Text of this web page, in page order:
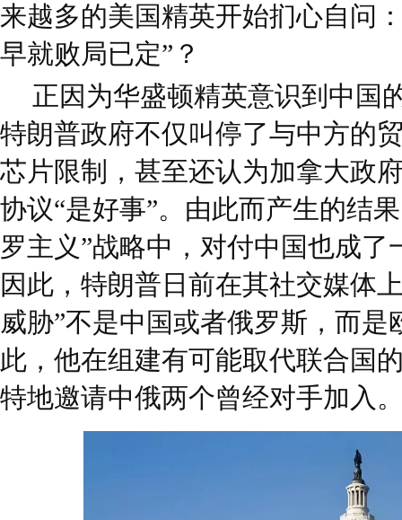
来越多的美国精英开始扪心自问
早就败局已定”？
正因为华盛顿精英意识到中国
特朗普政府不仅叫停了与中方的
芯片限制，甚至还认为加拿大政
协议“是好事”。由此而产生的结
罗主义”战略中，对付中国也成
因此，特朗普日前在其社交媒体
威胁”不是中国或者俄罗斯，而
此，他在组建有可能取代联合国
特地邀请中俄两个曾经对手加入